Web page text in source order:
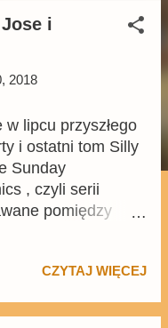
i
2018
w lipcu przyszłego
i ostatni tom Silly
Sunday
, czyli serii
pomiędzy
z
tomy
CZYTAJ WIĘCEJ